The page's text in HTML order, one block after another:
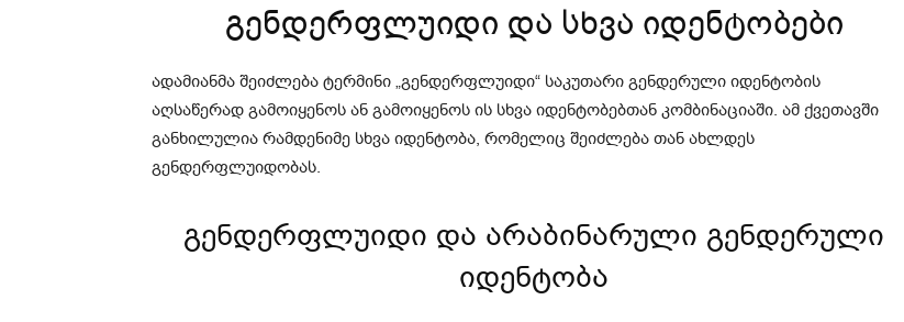
გენდერფლუიდი და სხვა იდენტობები
ადამიანმა შეიძლება ტერმინი „გენდერფლუიდი“ საკუთარი გენდერული იდენტობის
აღსაწერად გამოიყენოს ან გამოიყენოს ის სხვა იდენტობებთან კომბინაციაში. ამ ქვეთავში
განხილულია რამდენიმე სხვა იდენტობა, რომელიც შეიძლება თან ახლდეს
გენდერფლუიდობას.
გენდერფლუიდი და არაბინარული გენდერული
იდენტობა